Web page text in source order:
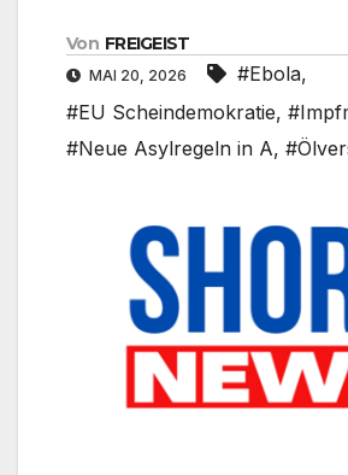
Von FREIGEIST
MAI 20, 2026 #Ebola,
#EU Scheindemokratie,
#Neue Asylregeln in A,